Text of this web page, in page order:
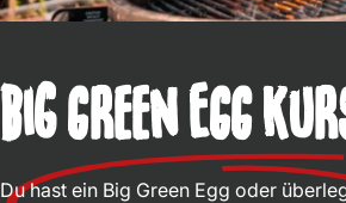
Big Green EGG
Du hast ein Big Green Egg oder